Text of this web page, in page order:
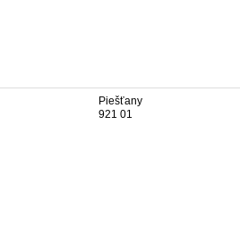
Piešťany
921 01